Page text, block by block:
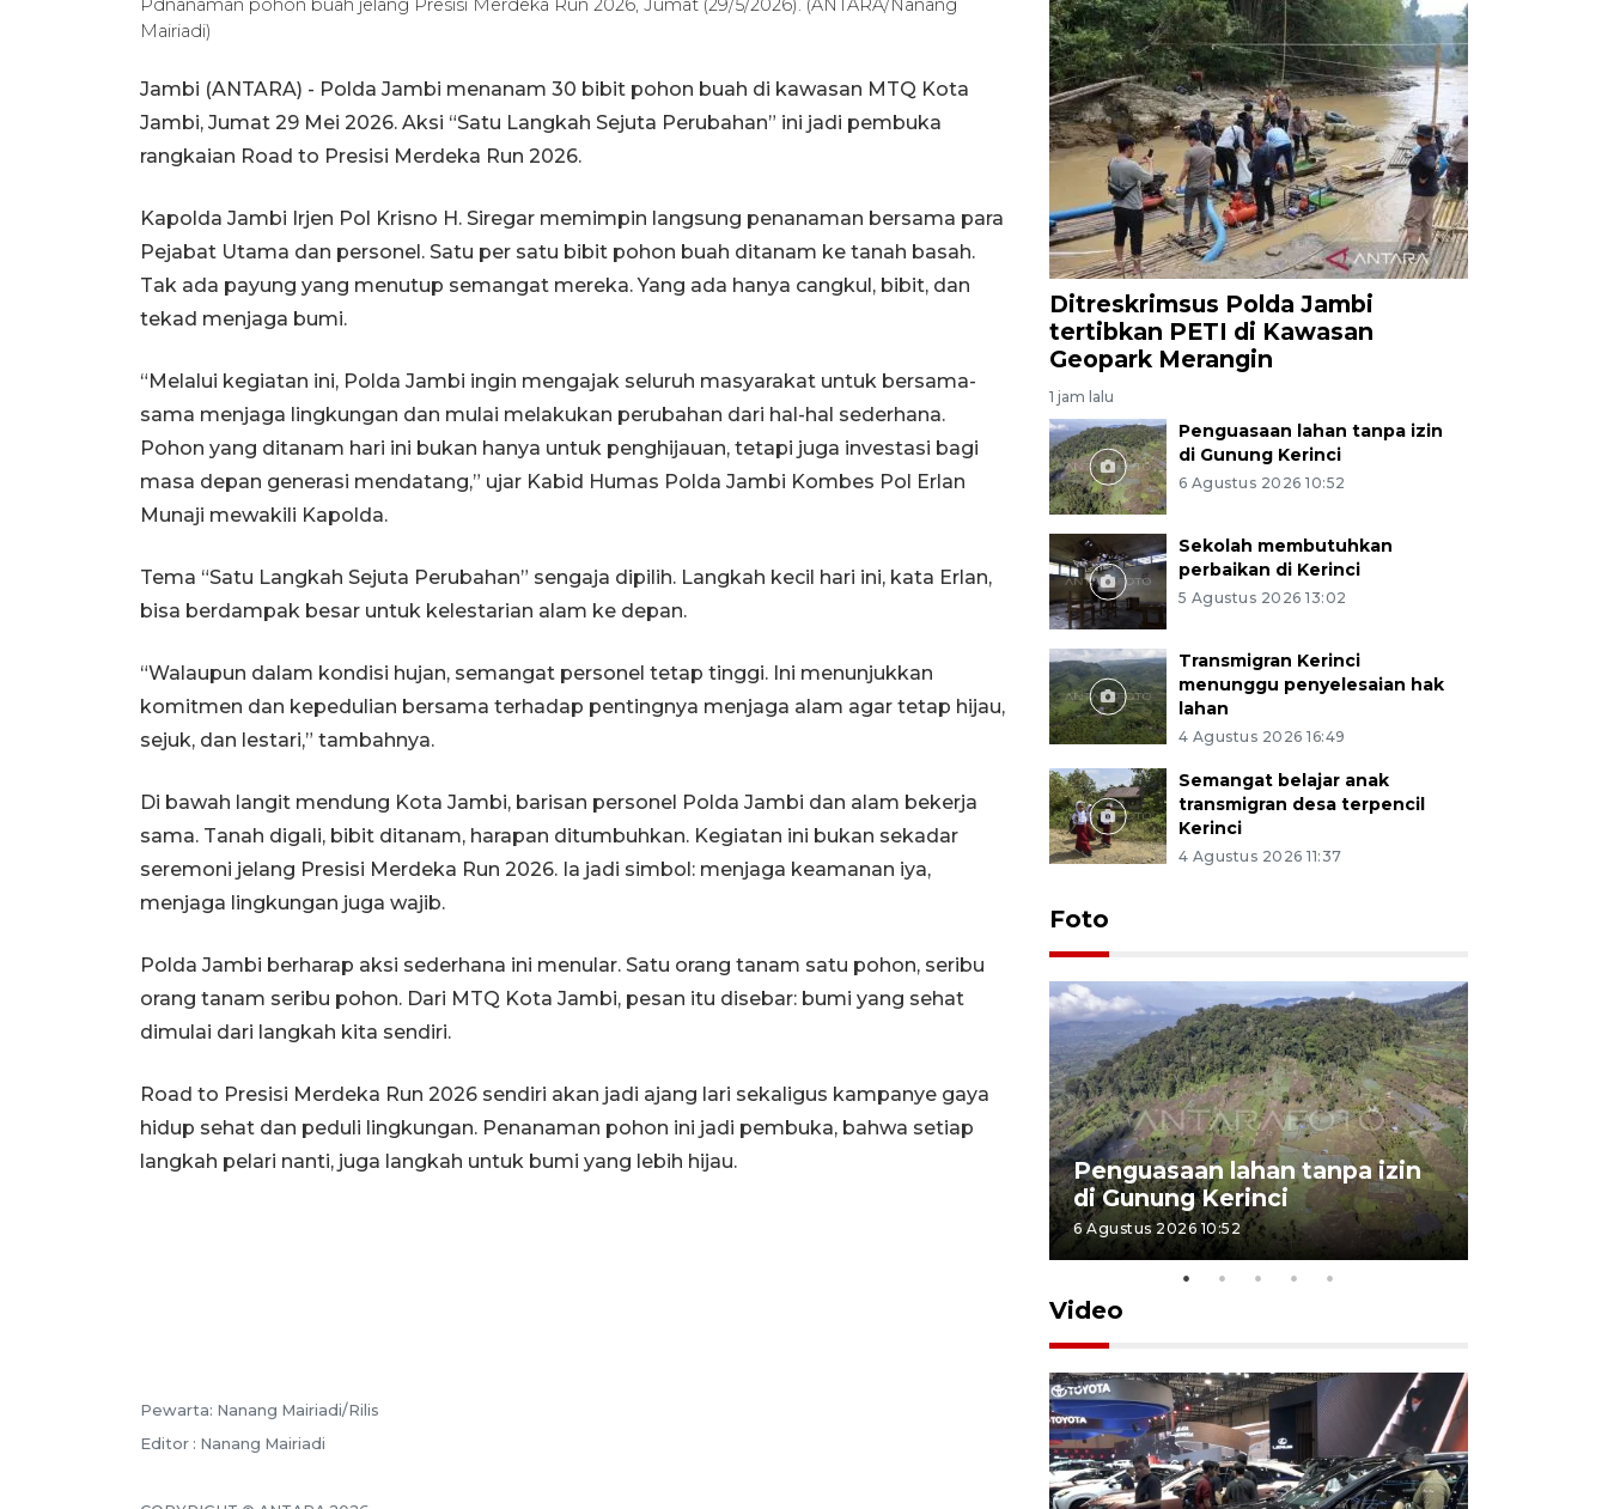
Pdnanaman pohon buah jelang Presisi Merdeka Run 2026, Jumat (29/5/2026). (ANTARA/Nanang
Mairiadi)
Jambi (ANTARA) - Polda Jambi menanam 30 bibit pohon buah di kawasan MTQ Kota
Jambi, Jumat 29 Mei 2026. Aksi “Satu Langkah Sejuta Perubahan” ini jadi pembuka
rangkaian Road to Presisi Merdeka Run 2026.
Kapolda Jambi Irjen Pol Krisno H. Siregar memimpin langsung penanaman bersama para
Pejabat Utama dan personel. Satu per satu bibit pohon buah ditanam ke tanah basah.
Tak ada payung yang menutup semangat mereka. Yang ada hanya cangkul, bibit, dan
tekad menjaga bumi.
“Melalui kegiatan ini, Polda Jambi ingin mengajak seluruh masyarakat untuk bersama-
sama menjaga lingkungan dan mulai melakukan perubahan dari hal-hal sederhana.
Pohon yang ditanam hari ini bukan hanya untuk penghijauan, tetapi juga investasi bagi
masa depan generasi mendatang,” ujar Kabid Humas Polda Jambi Kombes Pol Erlan
Munaji mewakili Kapolda.
Tema “Satu Langkah Sejuta Perubahan” sengaja dipilih. Langkah kecil hari ini, kata Erlan,
bisa berdampak besar untuk kelestarian alam ke depan.
“Walaupun dalam kondisi hujan, semangat personel tetap tinggi. Ini menunjukkan
komitmen dan kepedulian bersama terhadap pentingnya menjaga alam agar tetap hijau,
sejuk, dan lestari,” tambahnya.
Di bawah langit mendung Kota Jambi, barisan personel Polda Jambi dan alam bekerja
sama. Tanah digali, bibit ditanam, harapan ditumbuhkan. Kegiatan ini bukan sekadar
seremoni jelang Presisi Merdeka Run 2026. Ia jadi simbol: menjaga keamanan iya,
menjaga lingkungan juga wajib.
Polda Jambi berharap aksi sederhana ini menular. Satu orang tanam satu pohon, seribu
orang tanam seribu pohon. Dari MTQ Kota Jambi, pesan itu disebar: bumi yang sehat
dimulai dari langkah kita sendiri.
Road to Presisi Merdeka Run 2026 sendiri akan jadi ajang lari sekaligus kampanye gaya
hidup sehat dan peduli lingkungan. Penanaman pohon ini jadi pembuka, bahwa setiap
langkah pelari nanti, juga langkah untuk bumi yang lebih hijau.
Pewarta: Nanang Mairiadi/Rilis
Editor : Nanang Mairiadi
Ditreskrimsus Polda Jambi
tertibkan PETI di Kawasan
Geopark Merangin
1 jam lalu
Penguasaan lahan tanpa izin
di Gunung Kerinci
6 Agustus 2026 10:52
Sekolah membutuhkan
perbaikan di Kerinci
5 Agustus 2026 13:02
Transmigran Kerinci
menunggu penyelesaian hak
lahan
4 Agustus 2026 16:49
Semangat belajar anak
transmigran desa terpencil
Kerinci
4 Agustus 2026 11:37
Foto
Penyusutan debit air Sungai
Penguasaan lahan tanpa izin
di Gunung Kerinci
6 Agustus 2026 10:52
Video